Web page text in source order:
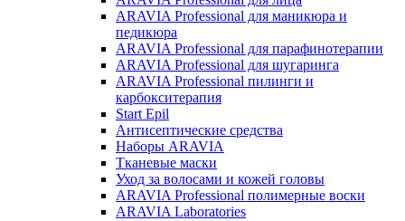
ARAVIA Professional для маникюра и
педикюра
ARAVIA Professional для парафинотерапии
ARAVIA Professional для шугаринга
ARAVIA Professional пилинги и
карбокситерапия
Start Epil
Антисептические средства
Наборы ARAVIA
Тканевые маски
Уход за волосами и кожей головы
ARAVIA Professional полимерные воски
ARAVIA Laboratories